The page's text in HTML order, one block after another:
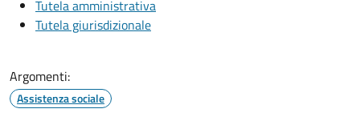
Tutela amministrativa
Tutela giurisdizionale
Argomenti:
Assistenza sociale